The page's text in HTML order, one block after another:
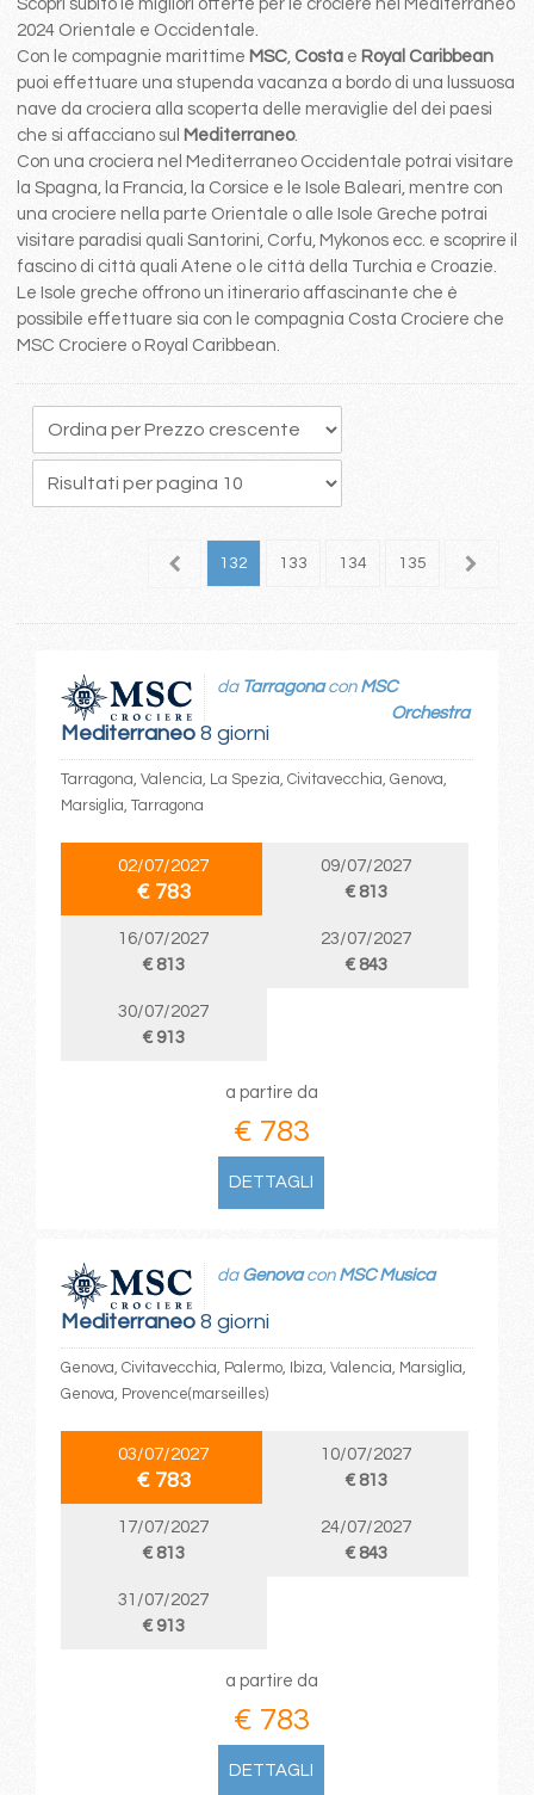
Scopri subito le migliori offerte per le crociere nel Mediterraneo
2024 Orientale e Occidentale.
Con le compagnie marittime MSC, Costa e Royal Caribbean
puoi effettuare una stupenda vacanza a bordo di una lussuosa
nave da crociera alla scoperta delle meraviglie del dei paesi
che si affacciano sul Mediterraneo.
Con una crociera nel Mediterraneo Occidentale potrai visitare
la Spagna, la Francia, la Corsice e le Isole Baleari, mentre con
una crociere nella parte Orientale o alle Isole Greche potrai
visitare paradisi quali Santorini, Corfu, Mykonos ecc. e scoprire il
fascino di città quali Atene o le città della Turchia e Croazie.
Le Isole greche offrono un itinerario affascinante che è
possibile effettuare sia con le compagnia Costa Crociere che
MSC Crociere o Royal Caribbean.
131 132 133 134 135 136
Mediterraneo8 giorni
da Tarragonacon MSC
Orchestra
Tarragona, Valencia, La Spezia, Civitavecchia, Genova,
Marsiglia, Tarragona
02/07/2027
€ 783
09/07/2027
€ 813
16/07/2027
€ 813
23/07/2027
€ 843
30/07/2027
€ 913
a partire da
€ 783
DETTAGLI
Mediterraneo8 giorni
da Genovacon MSC Musica
Genova, Civitavecchia, Palermo, Ibiza, Valencia, Marsiglia,
Genova, Provence(marseilles)
03/07/2027
€ 783
10/07/2027
€ 813
17/07/2027
€ 813
24/07/2027
€ 843
31/07/2027
€ 913
a partire da
€ 783
DETTAGLI